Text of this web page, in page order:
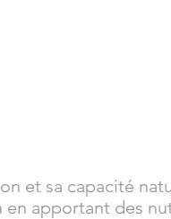
et sa capacité
apportant des